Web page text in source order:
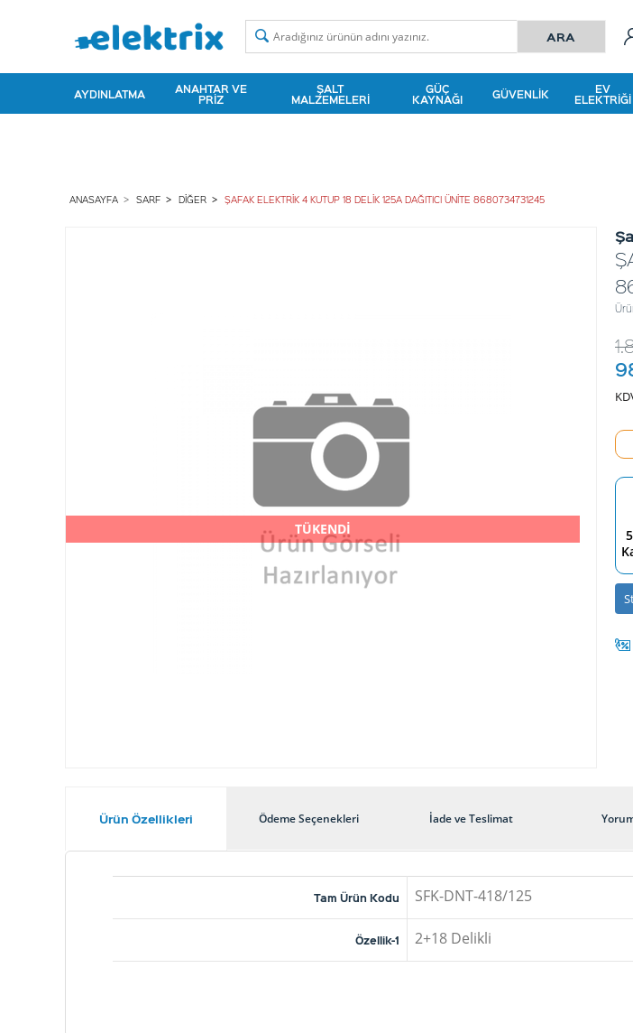
AYDINLATMA ANAHTAR VE
PRIZ
ŞALT
MALZEMELERI
GÜÇ
KAYNAĞI GÜVENLIK EV
ELEKTRIĞI
ANASAYFA SARF DIĞER ŞAFAK ELEKTRİK 4 KUTUP 18 DELİK 125A DAĞITICI ÜNİTE 8680734731245
TÜKENDİ
Ürün Özellikleri Ödeme Seçenekleri İade ve Teslimat
Tam Ürün Kodu SFK-DNT-418/125
Özellik-1 2+18 Delikli